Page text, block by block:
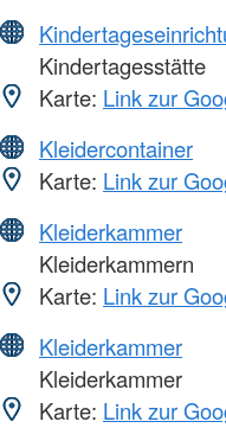
Kindertagesstätte
Karte: Link zur
Kleidercontainer
Karte: Link zur
Kleiderkammer
Kleiderkammern
Karte: Link zur
Kleiderkammer
Kleiderkammer
Karte: Link zur